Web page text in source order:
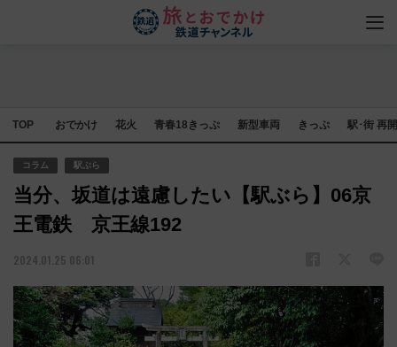
TOP おでかけ 花火 青春18きっぷ 新型車両 きっぷ 駅･街 再
コラム 駅ぶら
当分、坂道は遠慮したい【駅ぶら】06京
王電鉄 京王線192
2024.01.25 06:01